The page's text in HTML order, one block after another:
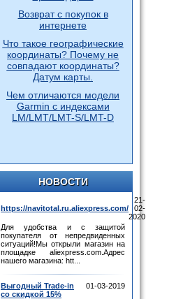
Возврат с покупок в
интернете
Что такое географические
координаты? Почему не
совпадают координаты?
Датум карты.
Чем отличаются модели
Garmin с индексами
LM/LMT/LMT-S/LMT-D
НОВОСТИ
https://navitotal.ru.aliexpress.com/
21-
02-
2020
Для удобства и с защитой
покупателя от непредвиденных
ситуаций!Мы открыли магазин на
площадке aliexpress.com.Адрес
нашего магазина: htt...
Выгодный Trade-in
со скидкой 15%
01-03-2019